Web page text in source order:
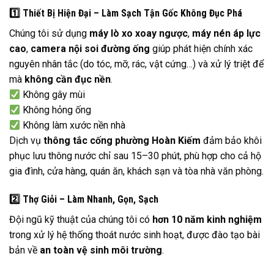
1️ Thiết Bị Hiện Đại – Làm Sạch Tận Gốc Không Đục Phá
Chúng tôi sử dụng máy lò xo xoay ngược, máy nén áp lực
cao, camera nội soi đường ống giúp phát hiện chính xác
nguyên nhân tắc (do tóc, mỡ, rác, vật cứng…) và xử lý triệt để
mà không cần đục nền.
Không gây mùi
Không hỏng ống
Không làm xước nền nhà
Dịch vụ thông tắc cống phường Hoàn Kiếm đảm bảo khôi
phục lưu thông nước chỉ sau 15–30 phút, phù hợp cho cả hộ
gia đình, cửa hàng, quán ăn, khách sạn và tòa nhà văn phòng.
2️ Thợ Giỏi – Làm Nhanh, Gọn, Sạch
Đội ngũ kỹ thuật của chúng tôi có hơn 10 năm kinh nghiệm
trong xử lý hệ thống thoát nước sinh hoạt, được đào tạo bài
bản về an toàn vệ sinh môi trường.